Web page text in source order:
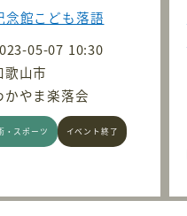
念館こども落語
05-07 10:30
歌山市
かやま楽落会
・スポーツ イベント終了